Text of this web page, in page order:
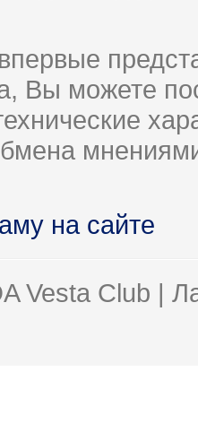
Вы можете
на сайте
Vesta Club |